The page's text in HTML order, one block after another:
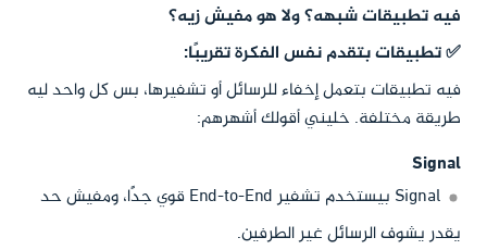
فيه تطبيقات شبهه؟ ولا هو مفيش زيه؟
✅ تطبيقات بتقدم نفس الفكرة تقريبًا:
فيه تطبيقات بتعمل إخفاء للرسائل أو تشفيرها، بس كل واحد ليه
طريقة مختلفة. خليني أقولك أشهرهم:
Signal
Signal بيستخدم تشفير End-to-End قوي جدًا، ومفيش حد
يقدر يشوف الرسائل غير الطرفين.